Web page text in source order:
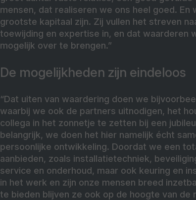
mensen, dat realiseren we ons heel goed.
grootste kapitaal zijn. Zij vullen het streven
toewijding en expertise in, en dat waarderen
mogelijk over te brengen.”
De mogelijkheden zijn eindeloos
“Dat uiten van waardering doen we
waarbij we ook de partners uitnodigen, het
collega in het zonnetje te zetten bij een
belangrijk, we doen het hier namelijk écht
persoonlijke ontwikkeling. Doordat we een
aanbieden, zoals installatietechniek,
service en onderhoud, maar ook keuring en
in het werk en zijn onze mensen breed
te bieden blijven ze ook op de hoogte van